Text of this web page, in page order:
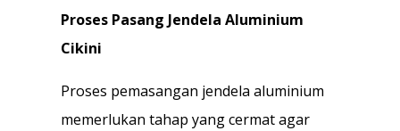
Proses Pasang Jendela Aluminium
Cikini
Proses pemasangan jendela aluminium
memerlukan tahap yang cermat agar